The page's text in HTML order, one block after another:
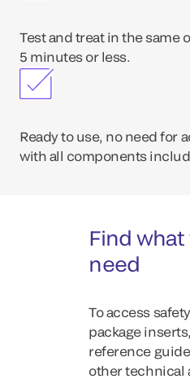
Test and treat in the same
5 minutes or less.
Ready to use, no need for
with all components
Find what
need
To access
package
reference
other technical